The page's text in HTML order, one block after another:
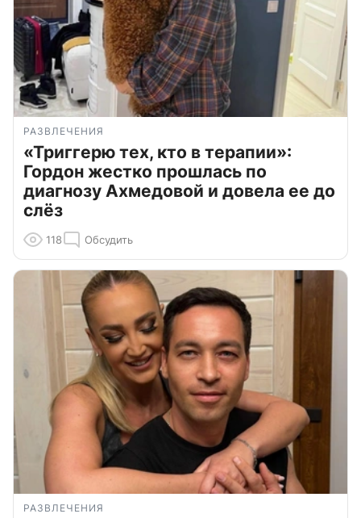
РАЗВЛЕЧЕНИЯ
«Триггерю тех, кто в терапии»:
Гордон жестко прошлась по
диагнозу Ахмедовой и довела ее до
слёз
118 Обсудить
РАЗВЛЕЧЕНИЯ